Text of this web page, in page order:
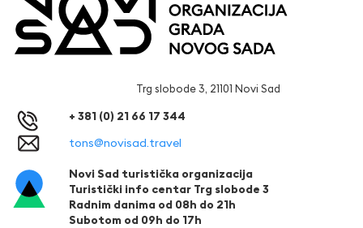
Trg slobode 3, 21101 Novi Sad
+ 381 (0) 21 66 17 344
tons@novisad.travel
Novi Sad turistička organizacija
Turistički info centar Trg slobode 3
Radnim danima od 08h do 21h
Subotom od 09h do 17h